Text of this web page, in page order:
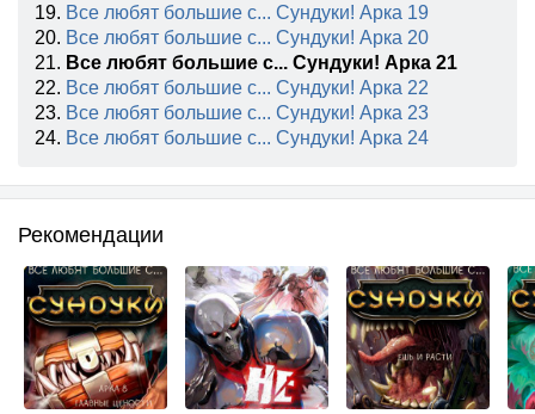
19. Все любят большие с... Сундуки! Арка 19
20. Все любят большие с... Сундуки! Арка 20
21. Все любят большие с... Сундуки! Арка 21
22. Все любят большие с... Сундуки! Арка 22
23. Все любят большие с... Сундуки! Арка 23
24. Все любят большие с... Сундуки! Арка 24
Рекомендации